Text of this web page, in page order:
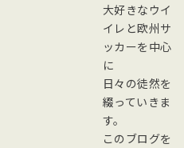
大好きなウイ
イレと欧州サ
ッカーを中心
に
日々の徒然を
綴っていきま
す。
このブログを